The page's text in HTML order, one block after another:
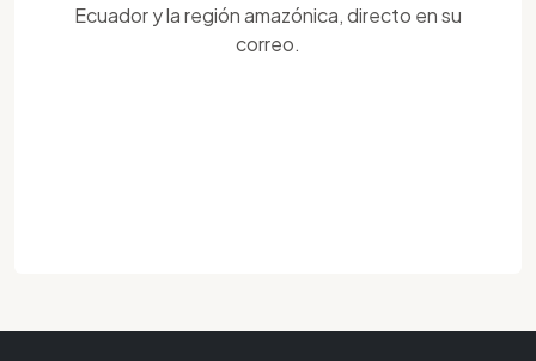
Ecuador y la región amazónica, directo en su
correo.